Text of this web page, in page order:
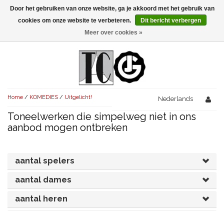
Menu
AVONDVULLEND (+75')
KORT (-30')
OVERIG (30'-75')
AVONDVULLEND (+75')
KORT (-30')
AVONDVULLEND (+75')
OVERIG (30'-75')
UITGELICHT!
SENIORENTONEEL
KORT (-30')
OVERIG (30'-75')
JUBILEUMSTUK
OVERIG
SINTERKLAASTONEEL
RECHTEN REGELEN
Home / KOMEDIES / Uitgelicht! Nederlands
Toneelwerken die simpelweg niet in ons
aanbod mogen ontbreken
aantal spelers
aantal dames
aantal heren
Door het gebruiken van onze website, ga je akkoord met het gebruik van
cookies om onze website te verbeteren.
Dit bericht verbergen
Meer over cookies »